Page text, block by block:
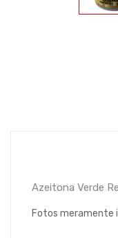
Azeitona Verde
Fotos meramente